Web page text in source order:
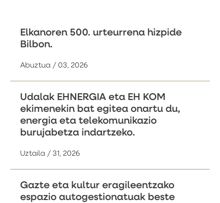
Elkanoren 500. urteurrena hizpide
Bilbon.
Abuztua / 03, 2026
Udalak EHNERGIA eta EH KOM
ekimenekin bat egitea onartu du,
energia eta telekomunikazio
burujabetza indartzeko.
Uztaila / 31, 2026
Gazte eta kultur eragileentzako
espazio autogestionatuak beste